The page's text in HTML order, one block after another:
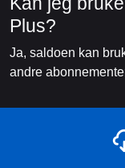
Plus?
Ja, saldoen kan
andre